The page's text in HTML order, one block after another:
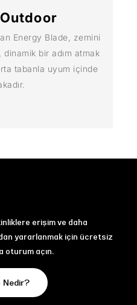
Energy Blade, zemini
bir adım atmak
tabanla uyum içinde
erişim ve daha
yararlanmak için ücretsiz
oturum açın.
Nedir?